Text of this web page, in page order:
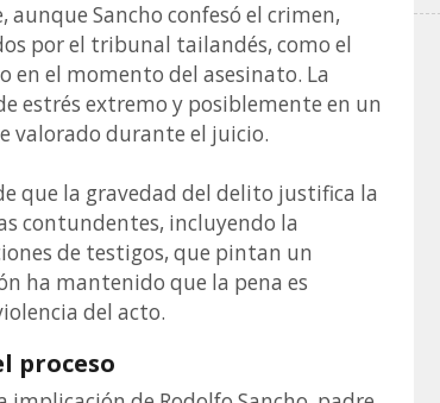
Sancho confesó el crimen,
por el tribunal tailandés, como el
en el momento del asesinato. La
estrés extremo y posiblemente en un
valorado durante el juicio.
que la gravedad del delito justifica la
contundentes, incluyendo la
de testigos, que pintan un
ha mantenido que la pena es
del acto.
proceso